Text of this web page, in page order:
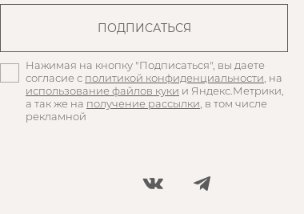
Нажимая на кнопку "Подписаться", вы даете
согласие с политикой конфиденциальности , на
использование файлов куки и Яндекс.Метрики,
а так же на получение рассылки , в том числе
рекламной